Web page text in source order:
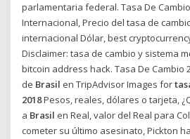
parlamentaria federal. Tasa De
Internacional, Precio del tasa de
internacional Dólar, best
Disclaimer: tasa de cambio y sistema
bitcoin address hack. Tasa De Cambio
de Brasil en TripAdvisor Images for
2018Pesos, reales, dólares o tarjeta,
a Brasil en Real, valor del Real para
cometer su último asesinato, Pickton